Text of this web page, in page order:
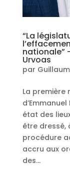
“La
nationale”
Urvoas
par
La première
état des
être dressé,
procédure
accru aux
des...